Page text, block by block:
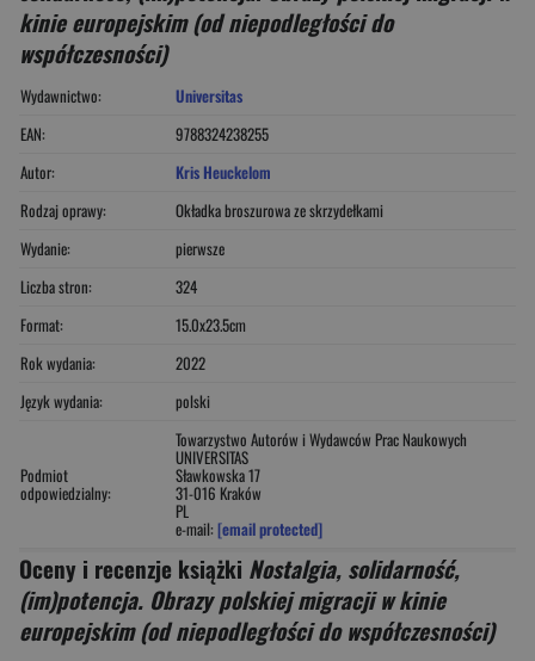
kinie europejskim (od niepodległości do
współczesności)
Wydawnictwo:
Universitas
EAN:
9788324238255
Autor:
Kris Heuckelom
Rodzaj oprawy:
Okładka broszurowa ze skrzydełkami
Wydanie:
pierwsze
Liczba stron:
324
Format:
15.0x23.5cm
Rok wydania:
2022
Język wydania:
polski
Podmiot
odpowiedzialny:
Towarzystwo Autorów i Wydawców Prac Naukowych
UNIVERSITAS
Sławkowska 17
31-016 Kraków
PL
e-mail: [email protected]
Oceny i recenzje książki Nostalgia, solidarność,
(im)potencja. Obrazy polskiej migracji w kinie
europejskim (od niepodległości do współczesności)